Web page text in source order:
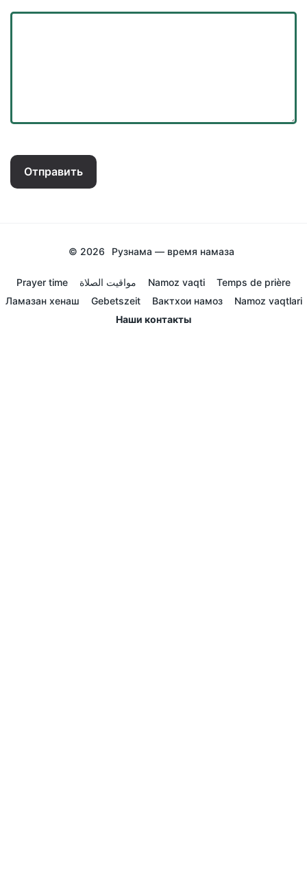
Отправить
© 2026 Рузнама — время намаза
Prayer time مواقيت الصلاة Namoz vaqti
Temps de prière
Ламазан хенаш
Gebetszeit Вактхои намоз
Namoz vaqtlari
Наши контакты